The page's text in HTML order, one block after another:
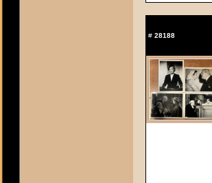
# 28188